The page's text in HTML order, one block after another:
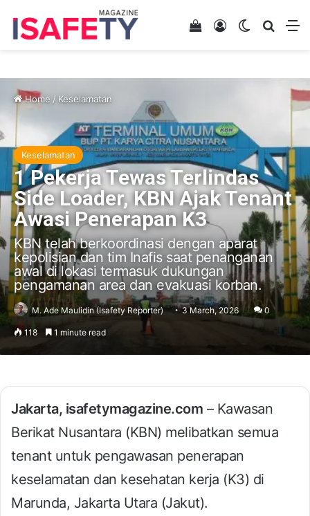
Switch skin
Log In
View your
Home /Keselamatan
Keselamatan
1 Pekerja Tewas Terlindas
Side Loader, KBN Ajak Tenant
Awasi Penerapan K3
KBN telah berkoordinasi dengan aparat
kepolisian dan tim Inafis saat penanganan
awal di lokasi termasuk dukungan
pengamanan area dan evakuasi korban.
M. Ade Maulidin (Isafety Reporter) 3 March, 2026 0
118 1 minute read
Jakarta, isafetymagazine.com – Kawasan
Berikat Nusantara (KBN) melibatkan semua
tenant untuk pengawasan penerapan
keselamatan dan kesehatan kerja (K3) di
Marunda, Jakarta Utara (Jakut).